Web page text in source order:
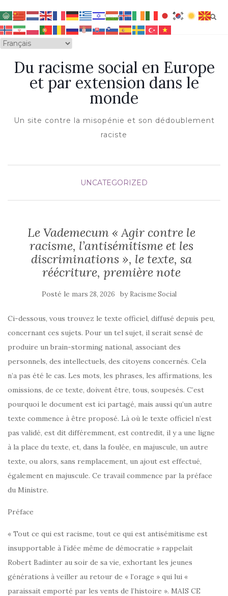
OUVRIR/FERMER LA NAVIGATION
Du racisme social en Europe
et par extension dans le
monde
Un site contre la misopénie et son dédoublement
raciste
UNCATEGORIZED
Le Vademecum « Agir contre le
racisme, l’antisémitisme et les
discriminations », le texte, sa
réécriture, première note
Posté le mars 28, 2026 by Racisme Social
Ci-dessous, vous trouvez le texte officiel, diffusé depuis peu,
concernant ces sujets. Pour un tel sujet, il serait sensé de
produire un brain-storming national, associant des
personnels, des intellectuels, des citoyens concernés. Cela
n’a pas été le cas. Les mots, les phrases, les affirmations, les
omissions, de ce texte, doivent être, tous, soupesés. C’est
pourquoi le document est ici partagé, mais aussi qu’un autre
texte commence à être proposé. Là où le texte officiel n’est
pas validé, est dit différemment, est contredit, il y a une ligne
à la place du texte, et, dans la foulée, en majuscule, un autre
texte, ou alors, sans remplacement, un ajout est effectué,
également en majuscule. Ce travail commence par la préface
du Ministre.
Préface
« Tout ce qui est racisme, tout ce qui est antisémitisme est
insupportable à l’idée même de démocratie » rappelait
Robert Badinter au soir de sa vie, exhortant les jeunes
générations à veiller au retour de « l’orage » qui lui «
paraissait emporté par les vents de l’histoire ». MAIS CE